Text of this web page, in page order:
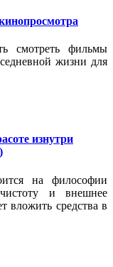
смотреть фильмы
жизни для
изнутри
на философии
и внешнее
вложить средства в